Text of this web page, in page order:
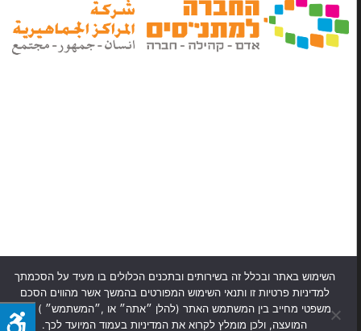
השימוש באתר ובכלל זה בשירותים ובתכנים הכלולים בו מעיד על הסכמתך
למדיניות פרטיות זו ותנאי השימוש המפורטים בהמשך אשר מהווים הסכם
משפטי מחייב בין המשתמש האתר (להלן ״אתה״ או ,״המשתמש״ ) לבין
המועצה, ולכן מומלץ לקרוא את המדיניות בעמוד המיועד לכך.